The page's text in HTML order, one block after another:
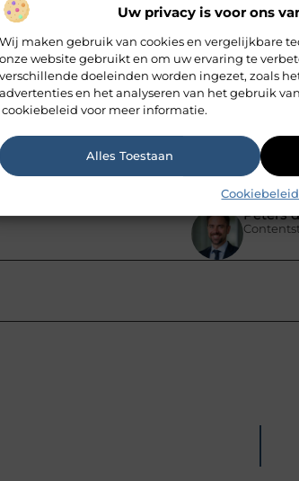
Uw privacy is voor ons
Wij maken gebruik van cookies en vergelijkbare
onze website gebruikt en om uw ervaring te
verschillende doeleinden worden ingezet, zoals
advertenties en het analyseren van het gebruik
cookiebeleid voor meer informatie.
Alles Toestaan
Cookiebeleid
mijn rondreis zelf samenstellen?
een rondreis door Italië of
Peters